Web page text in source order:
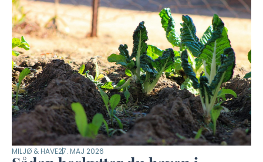
MILJØ & HAVE27. MAJ 2026